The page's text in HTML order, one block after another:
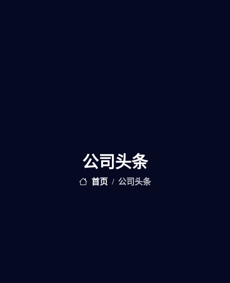
公司头条
首页 公司头条